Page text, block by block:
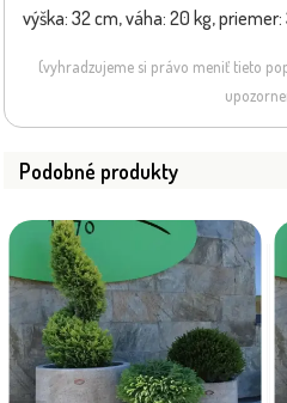
výška: 32 cm, váha: 20 kg,
(vyhradzujeme si právo meniť tieto
Podobné produkty